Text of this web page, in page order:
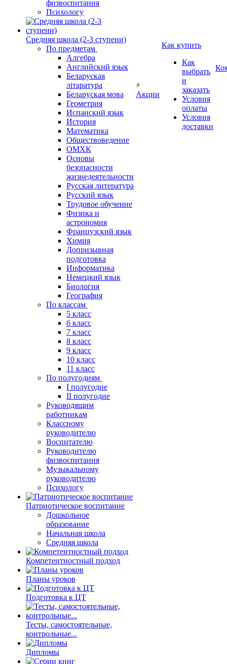
физвоспитания
Психологу
Средняя школа (2-3 ступени)
По предметам
Алгебра
Английский язык
Беларуская
літаратура
Беларуская мова
Геометрия
Испанский язык
История
Математика
Обществоведение
ОМХК
Основы
безопасности
жизнедеятельности
Русская литература
Русский язык
Трудовое обучение
Физика и
астрономия
Французский язык
Химия
Допризывная
подготовка
Информатика
Немецкий язык
Биология
География
По классам
5 класс
6 класс
7 класс
8 класс
9 класс
10 класс
11 класс
По полугодиям
I полугодие
II полугодие
Руководящим
работникам
Классному
руководителю
Воспитателю
Руководителю
физвоспитания
Музыкальному
руководителю
Психологу
Патриотическое воспитание
Дошкольное
образование
Начальная школа
Средняя школа
Компетентностный подход
Планы уроков
Подготовка к ЦТ
Тесты, самостоятельные,
контрольные...
Дипломы
Акции
Как купить
Как
выбрать
и
заказать
Условия
оплаты
Условия
доставки